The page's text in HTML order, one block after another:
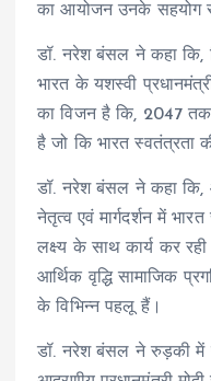
का आयोजन उनके सहयोग से
डॉ. नरेश बंसल ने कहा कि,
भारत के यशस्वी
का विजन है कि, 2047 तक
है जो कि भारत स्वतंत्रता
डॉ. नरेश बंसल ने कहा कि,
नेतृत्व एवं मार्गदर्शन में
लक्ष्य के साथ कार्य कर
आर्थिक वृद्धि सामाजिक
के विभिन्न पहलू हैं।
डॉ. नरेश बंसल ने रुड़की में